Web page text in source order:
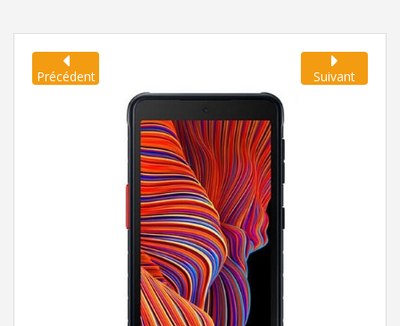
Précédent Suivant